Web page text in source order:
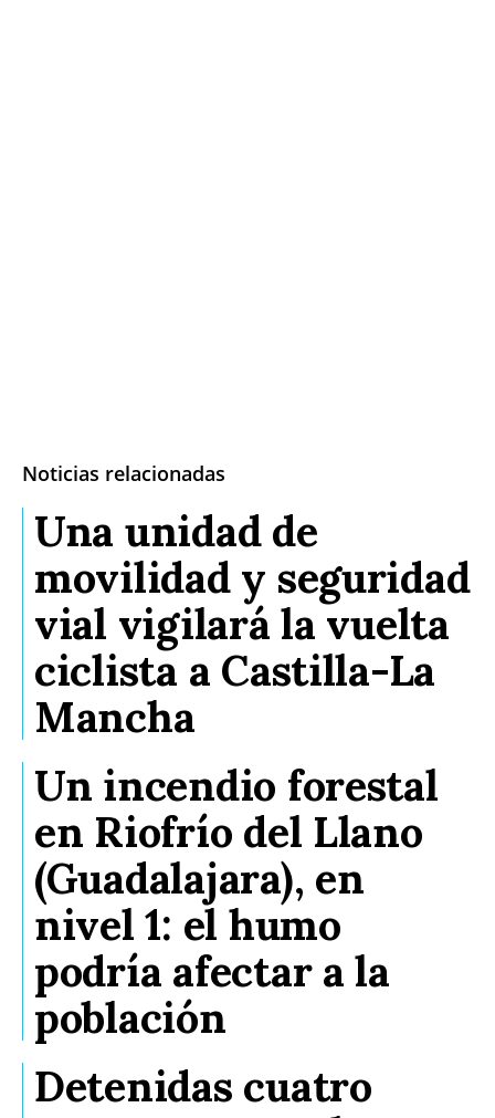
Noticias relacionadas
Una unidad de
movilidad y seguridad
vial vigilará la vuelta
ciclista a Castilla-La
Mancha
Un incendio forestal
en Riofrío del Llano
(Guadalajara), en
nivel 1: el humo
podría afectar a la
población
Detenidas cuatro